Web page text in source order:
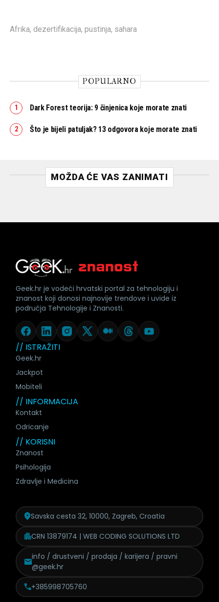
Afrika, dezertifikacija, pustinja, sahara
POPULARNO
Dark Forest teorija: 9 činjenica koje morate znati
Što je bijeli patuljak? 13 odgovora koje morate znati
MOŽDA ĆE VAS ZANIMATI
// ISTRAŽITI
Geek.hr
Jackpot
Mobiteli
// INFORMACIJA
Kontakt
Odricanje
// KORISNI
Znanost
Psihologija
Zdravlje i Medicina
Geek.hr je vodeći hrvatski portal za tehnologiju i
znanost koji donosi najnovije trendove i uvide iz
područja Tehnologije i Znanosti.
Savska cesta 32, 10000, Zagreb, Croatia
CRN 13879174 | WEB CODING SOLUTIONS LTD
info / drustveni / prodaja / karijera / pravni
@geek.hr
+385998705760